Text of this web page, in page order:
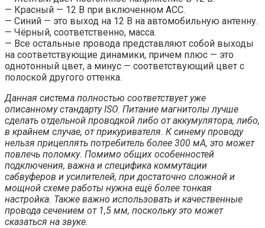
— Красный — 12 В при включенном АСС.
— Синий — это выход на 12 В на автомобильную антенну.
— Чёрный, соответственно, масса.
— Все остальные провода представляют собой выходы
на соответствующие динамики, причем плюс — это
однотонный цвет, а минус — соответствующий цвет с
полоской другого оттенка.
Данная система полностью соответствует уже
описанному стандарту ISO. Питание магнитолы лучше
сделать отдельной проводкой либо от аккумулятора, либо,
в крайнем случае, от прикуривателя. К синему проводу
нельзя прицеплять потребитель более 300 мА, это может
повлечь поломку. Помимо общих особенностей
подключения, важна и специфика коммутации
сабвуферов и усилителей, при достаточно сложной и
мощной схеме работы нужна ещё более тонкая
настройка. Также важно использовать и качественные
провода сечением от 1,5 мм, поскольку это может
сказаться на звуке.